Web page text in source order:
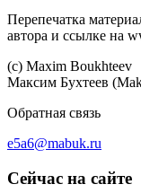
Перепечатка
автора и ссылке на
(c) Maхim Boukhteev
Максим Бухтеев
Обратная связь
e5a6@mabuk.ru
Сейчас на сайте